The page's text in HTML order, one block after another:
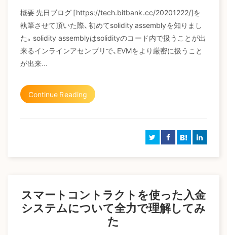
概要 先日ブログ [https://tech.bitbank.cc/20201222/]を
執筆させて頂いた際、初めてsolidity assemblyを知りまし
た。solidity assemblyはsolidityのコード内で扱うことが出
来るインラインアセンブリで、EVMをより厳密に扱うこと
が出来...
Continue Reading
B!
スマートコントラクトを使った入金
システムについて全力で理解してみ
た